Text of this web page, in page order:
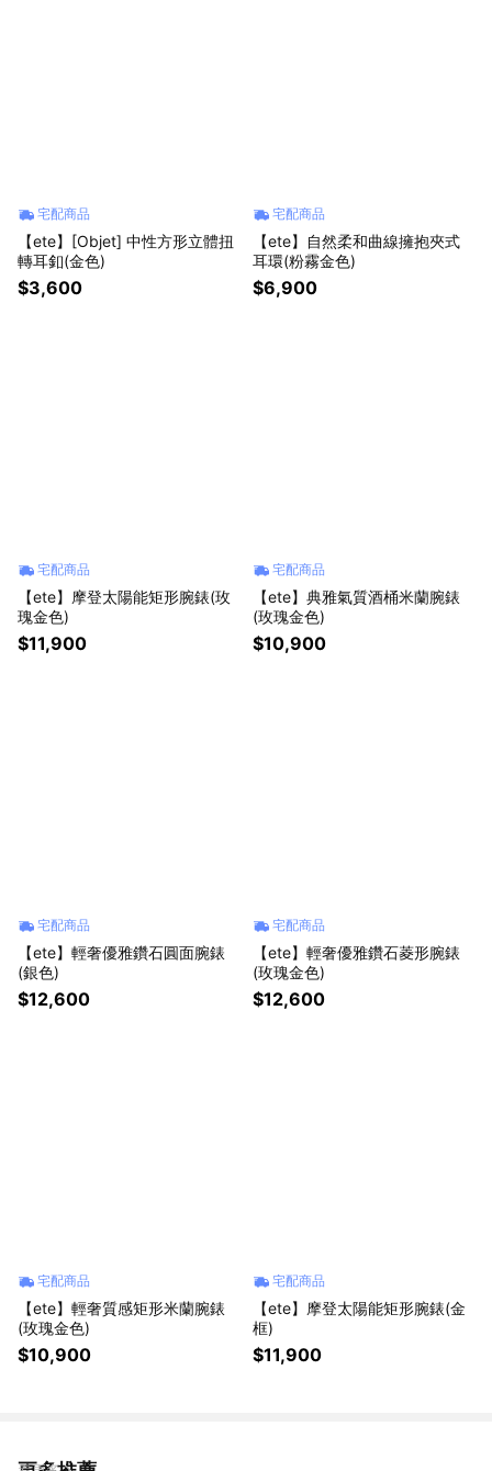
宅配商品
【ete】[Objet] 中性方形立體扭
轉耳釦(金色)
$3,600
宅配商品
【ete】自然柔和曲線擁抱夾式
耳環(粉霧金色)
$6,900
宅配商品
【ete】摩登太陽能矩形腕錶(玫
瑰金色)
$11,900
宅配商品
【ete】典雅氣質酒桶米蘭腕錶
(玫瑰金色)
$10,900
宅配商品
【ete】輕奢優雅鑽石圓面腕錶
(銀色)
$12,600
宅配商品
【ete】輕奢優雅鑽石菱形腕錶
(玫瑰金色)
$12,600
宅配商品
【ete】輕奢質感矩形米蘭腕錶
(玫瑰金色)
$10,900
宅配商品
【ete】摩登太陽能矩形腕錶(金
框)
$11,900